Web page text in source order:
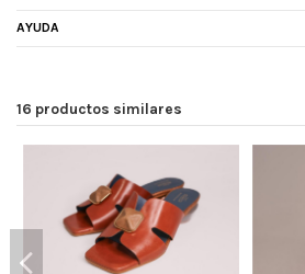
AYUDA
16 productos similares